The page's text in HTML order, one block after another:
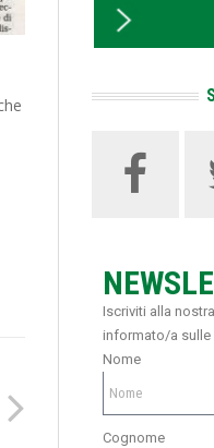
Iscriviti alla
informato/a sulle
Nome
Cognome